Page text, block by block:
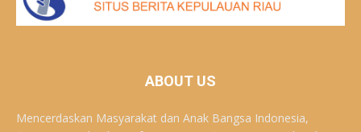
ABOUT US
Mencerdaskan Masyarakat dan Anak Bangsa Indonesia,